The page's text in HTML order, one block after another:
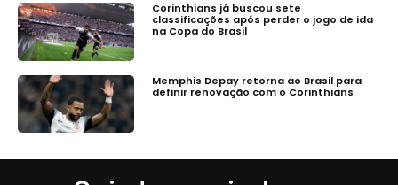
Corinthians já buscou sete
classificações após perder o jogo de ida
na Copa do Brasil
Memphis Depay retorna ao Brasil para
definir renovação com o Corinthians